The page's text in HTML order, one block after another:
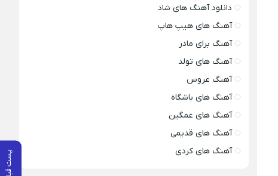
پست قبلی
دانلود آهنگ های شاد
آهنگ های هیپ هاپ
آهنگ برای مادر
آهنگ های تولد
آهنگ عروس
آهنگ های باشگاه
آهنگ های غمگین
آهنگ های قدیمی
آهنگ های کردی